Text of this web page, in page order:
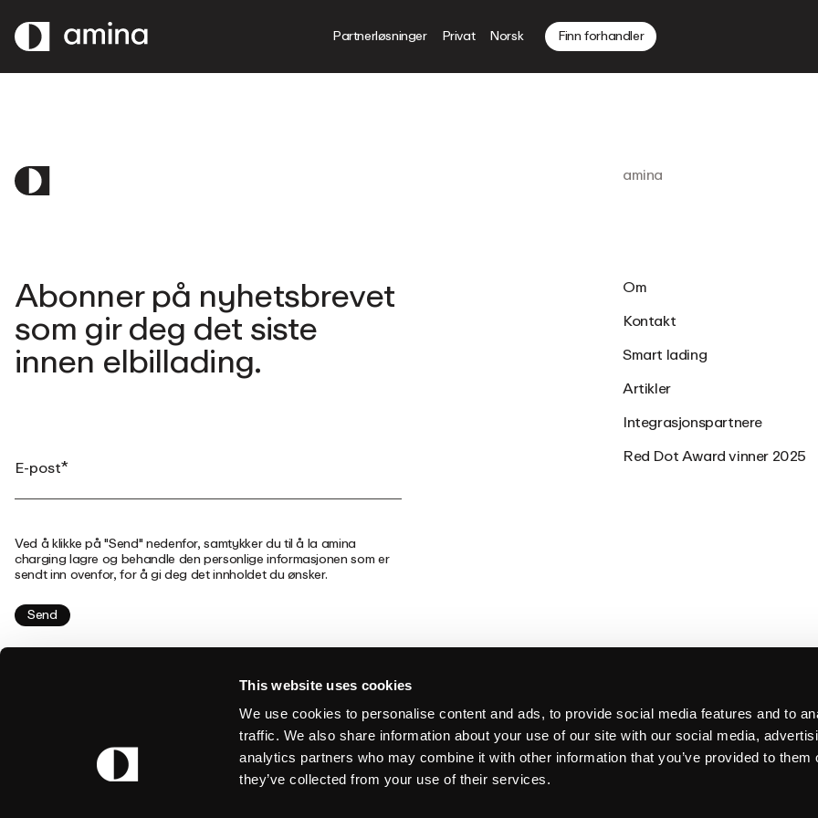
This website uses cookies
We use cookies to personalise content and ads, to provide social media features and to
traffic. We also share information about your use of our site with our social media,
analytics partners who may combine it with other information that you’ve provided to them
they’ve collected from your use of their services.
TIL
HOVEDINNHOLD Partnerløsninger Privat Norsk Finn forhandler
Abonner på nyhetsbrevet
som gir deg det siste
innen elbillading.
Ved å klikke på "Send" nedenfor, samtykker du til å la amina
charging lagre og behandle den personlige informasjonen som er
sendt inn ovenfor, for å gi deg det innholdet du ønsker.
amina
Om
Kontakt
Smart lading
Artikler
Integrasjonspartnere
Red Dot Award vinner 2025
Design: Studio Oker
Kode: Grensesnitt
Følg oss